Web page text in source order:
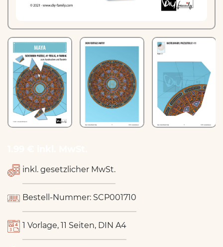
inkl. gesetzlicher MwSt.
Bestell-Nummer: SCP001710
1 Vorlage, 11 Seiten, DIN A4